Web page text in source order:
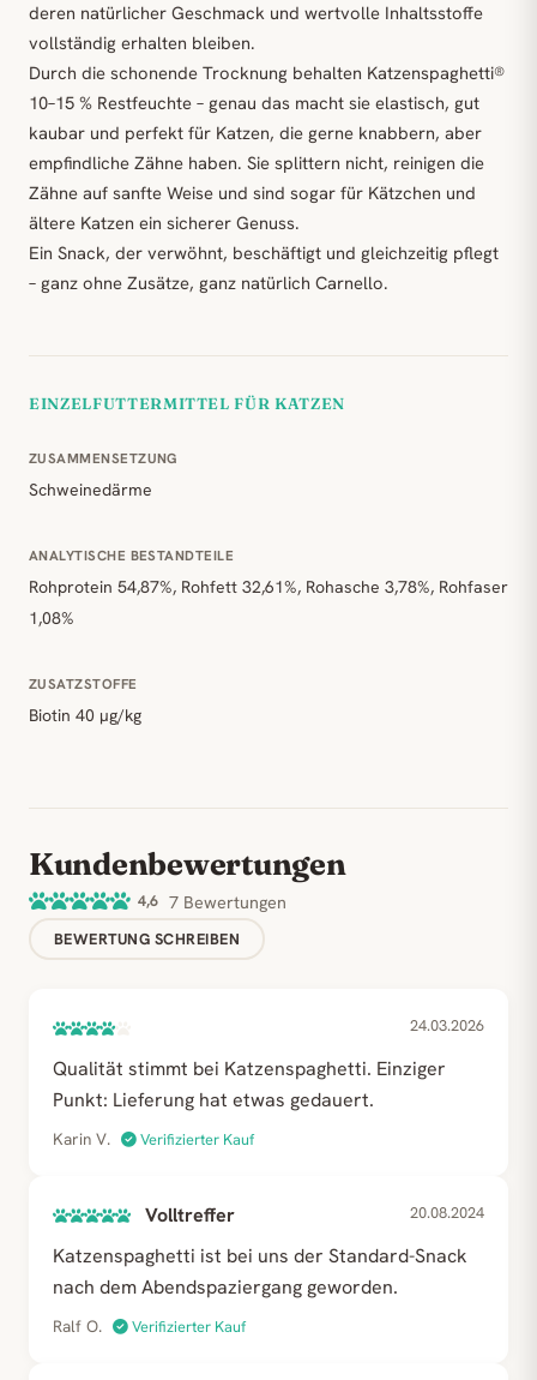
deren natürlicher Geschmack und wertvolle Inhaltsstoffe
vollständig erhalten bleiben.
Durch die schonende Trocknung behalten Katzenspaghetti®
10–15 % Restfeuchte – genau das macht sie elastisch, gut
kaubar und perfekt für Katzen, die gerne knabbern, aber
empfindliche Zähne haben. Sie splittern nicht, reinigen die
Zähne auf sanfte Weise und sind sogar für Kätzchen und
ältere Katzen ein sicherer Genuss.
Ein Snack, der verwöhnt, beschäftigt und gleichzeitig pflegt
– ganz ohne Zusätze, ganz natürlich Carnello.
EINZELFUTTERMITTEL FÜR KATZEN
ZUSAMMENSETZUNG
Schweinedärme
ANALYTISCHE BESTANDTEILE
Rohprotein 54,87%, Rohfett 32,61%, Rohasche 3,78%, Rohfaser
1,08%
ZUSATZSTOFFE
Biotin 40 µg/kg
Kundenbewertungen
4,6 7 Bewertungen
BEWERTUNG SCHREIBEN
24.03.2026
Qualität stimmt bei Katzenspaghetti. Einziger
Punkt: Lieferung hat etwas gedauert.
Karin V. Verifizierter Kauf
Volltreffer 20.08.2024
Katzenspaghetti ist bei uns der Standard-Snack
nach dem Abendspaziergang geworden.
Ralf O. Verifizierter Kauf